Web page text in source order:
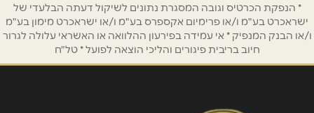
אנא חזרו אלי בקשר ל...
הודעה *
* הנפקת הכרטיס וגובה המסגרת נתונים לשיקול דעתה הבלעדי של
ישראכרט בע"מ ו/או פרימיום אקספרס בע"מ ו/או ישראכרט מימון בע"מ
ו/או הבנק המנפיק * אי עמידה בפירעון ההלוואה או האשראי עלולה לגרור
חיוב בריבית פיגורים והליכי הוצאה לפועל * טל"ח